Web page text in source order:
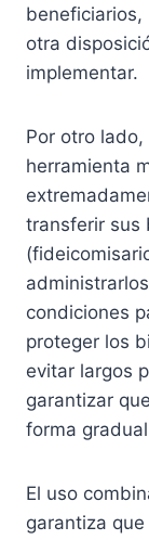
beneficiarios,
otra
implementar.
Por otro lado,
herramienta
transferir sus
condiciones
proteger los
evitar largos
garantizar
forma
El uso
garantiza